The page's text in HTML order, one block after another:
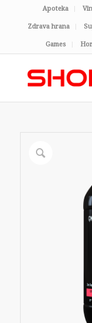
Apoteka
Zdrava hrana
Games